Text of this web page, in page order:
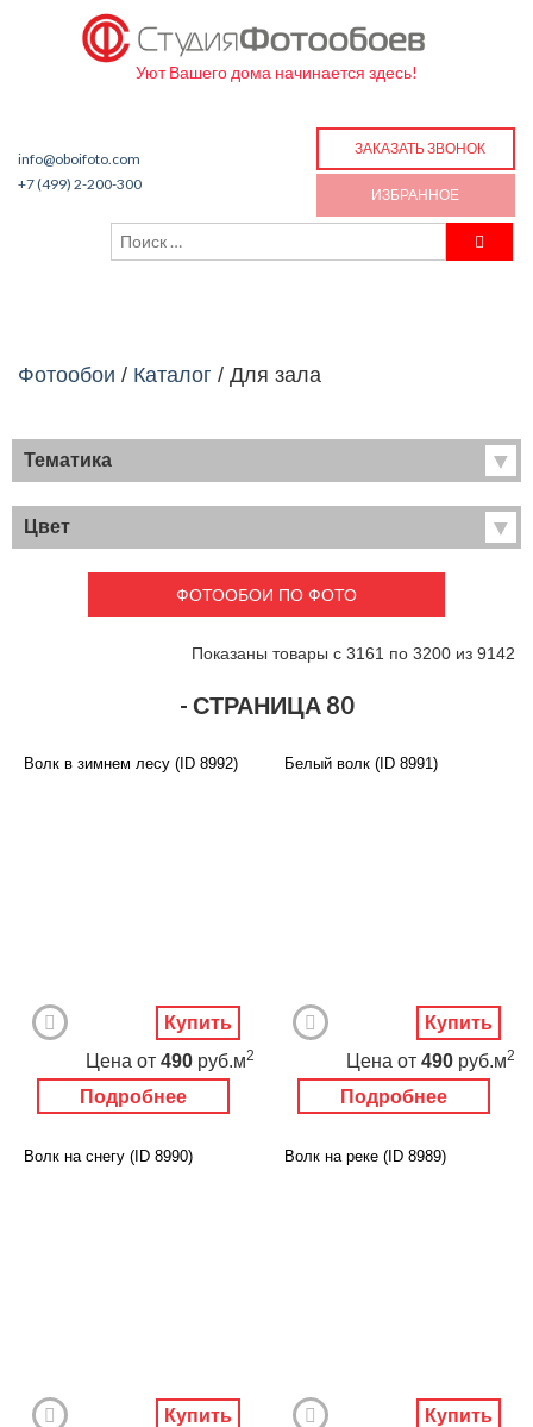
Уют Вашего дома начинается здесь!
info@oboifoto.com
+7 (499) 2-200-300
ЗАКАЗАТЬ ЗВОНОК
ИЗБРАННОЕ
Фотообои / Каталог / Для зала
Тематика
Хиты продаж
Фрески
Детские
Карты
Перспектива
Города
Живопись
Животный мир
Архитектура
Цвет
ФОТООБОИ ПО ФОТО
Показаны товары с 3161 по 3200 из 9142
- СТРАНИЦА 80
Волк в зимнем лесу (ID 8992)
Подробнее
Цена от 490 руб.м2
Купить
Белый волк (ID 8991)
Подробнее
Цена от 490 руб.м2
Купить
Волк на снегу (ID 8990)
Купить
Волк на реке (ID 8989)
Купить